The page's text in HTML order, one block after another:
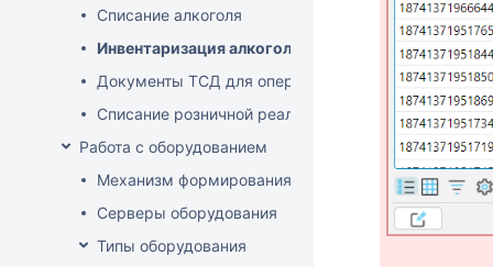
Списание алкоголя
Инвентаризация алкоголя
Документы ТСД для операций с алкоголем
Списание розничной реализации алкоголя
Работа с оборудованием
Механизм формирования стоп-листа
Серверы оборудования
Типы оборудования